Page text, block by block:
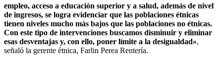
empleo, acceso a educación superior y a salud, además de nivel
de ingresos, se logra evidenciar que las poblaciones étnicas
tienen niveles mucho más bajos que las poblaciones no étnicas.
Con este tipo de intervenciones buscamos disminuir y eliminar
esas desventajas y, con ello, poner límite a la desigualdad»,
señaló la gerente étnica, Farlin Perea Rentería.